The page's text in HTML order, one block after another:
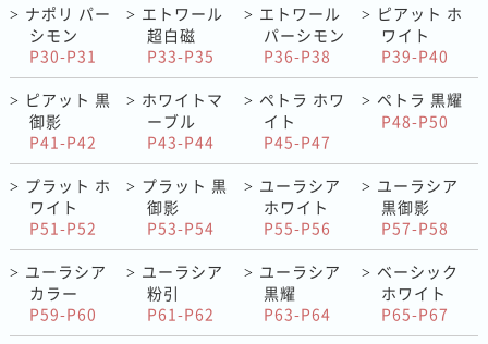
> ナポリ パー
シモン
P30-P31
> エトワール
超白磁
P33-P35
> エトワール
パーシモン
P36-P38
> ピアット ホ
ワイト
P39-P40
> ピアット 黒
御影
P41-P42
> ホワイトマ
ーブル
P43-P44
> ペトラ ホワ
イト
P45-P47
> ペトラ 黒耀
P48-P50
> プラット ホ
ワイト
P51-P52
> プラット 黒
御影
P53-P54
> ユーラシア
ホワイト
P55-P56
> ユーラシア
黒御影
P57-P58
> ユーラシア
カラー
P59-P60
> ユーラシア
粉引
P61-P62
> ユーラシア
黒耀
P63-P64
> ベーシック
ホワイト
P65-P67